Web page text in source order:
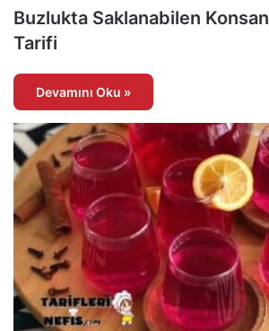
Buzlukta Saklanabilen
Tarifi
Devamını Oku »